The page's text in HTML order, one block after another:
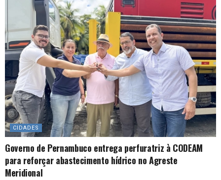
CIDADES
Governo de Pernambuco entrega perfuratriz à CODEAM
para reforçar abastecimento hídrico no Agreste
Meridional